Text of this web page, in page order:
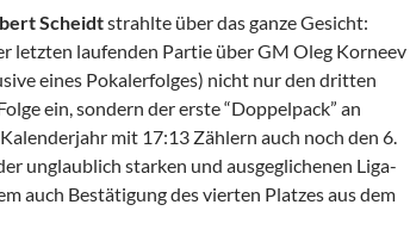
Scheidtstrahlte über das ganze Gesicht:
letzten laufenden Partie über GM Oleg Korneev
eines Pokalerfolges) nicht nur den dritten
ein, sondern der erste “Doppelpack” an
mit 17:13 Zählern auch noch den 6.
unglaublich starken und ausgeglichenen Liga-
auch Bestätigung des vierten Platzes aus dem